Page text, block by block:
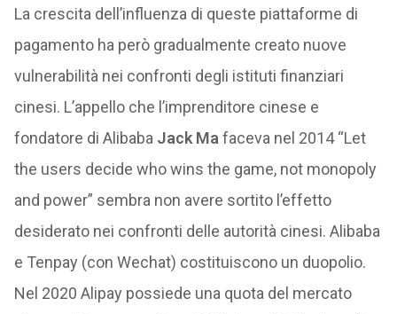
La crescita dell’influenza di queste piattaforme di
pagamento ha però gradualmente creato nuove
vulnerabilità nei confronti degli istituti finanziari
cinesi. L’appello che l’imprenditore cinese e
fondatore di Alibaba Jack Ma faceva nel 2014 “Let
the users decide who wins the game, not monopoly
and power” sembra non avere sortito l’effetto
desiderato nei confronti delle autorità cinesi. Alibaba
e Tenpay (con Wechat) costituiscono un duopolio.
Nel 2020 Alipay possiede una quota del mercato